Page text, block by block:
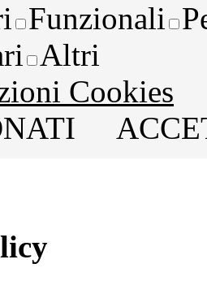
Funzionali
Altri
Cookies